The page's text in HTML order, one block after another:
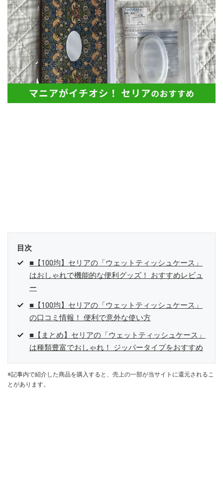
からの給料が０円になり、家にいながら、しかも空いた時間でできる
オークションに目をつける。しかし、取引の仕方がわからずに、まず
は落札者として参加。その後、出品者側にまわり、家の中の物を出品
しまくる。出品する物がほぼなくなってからは、仕入れを経験。ネッ
トオークションを生活の一部に取り入れるべく、「ネットオークショ
ンやフリマアプリは生活のインフラになる」という考えを持つ。また
消費税増税の社会においては、ネットオークションやフリマアプリが
家計の救世主になりえると考え、業者とは違う視点でユーザーとして
参加中。
目次
■【100均】セリアの「ウェットティッシュケース」
はおしゃれで機能的な便利グッズ！ おすすめレビュ
ー
■【100均】セリアの「ウェットティッシュケース」
の口コミ情報！ 便利で意外な使い方
■【まとめ】セリアの「ウェットティッシュケース」
は種類豊富でおしゃれ！ ジッパータイプをおすすめ
※記事内で紹介した商品を購入すると、売上の一部が当サイトに還元されるこ
とがあります。